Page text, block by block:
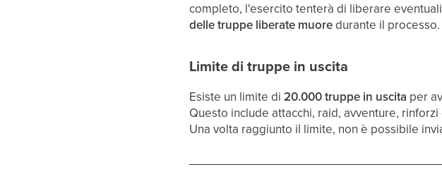
completo, l'esercito tenterà di liberare
delle truppe liberate muoredurante il processo.
Limite di truppe in uscita
Esiste un limite di20.000 truppe in uscita per
Questo include attacchi, raid, avventure,
Una volta raggiunto il limite, non è possibile